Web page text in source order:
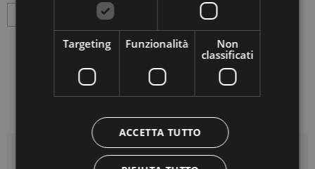
DETTAGLI DEL PRODOTTO
Targeting Funzionalità
Non
classificati
ACCETTA TUTTO